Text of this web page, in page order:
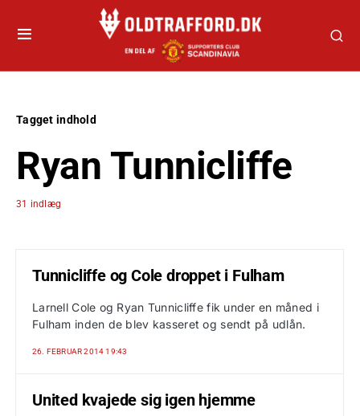
Tagget indhold
Ryan Tunnicliffe
31 indlæg
Tunnicliffe og Cole droppet i Fulham
Larnell Cole og Ryan Tunnicliffe fik under en måned i
Fulham inden de blev kasseret og sendt på udlån.
26. FEBRUAR 2014 19:43
United kvajede sig igen hjemme